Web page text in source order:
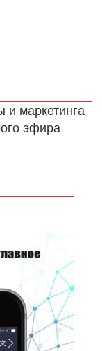
маркетинга
эфира